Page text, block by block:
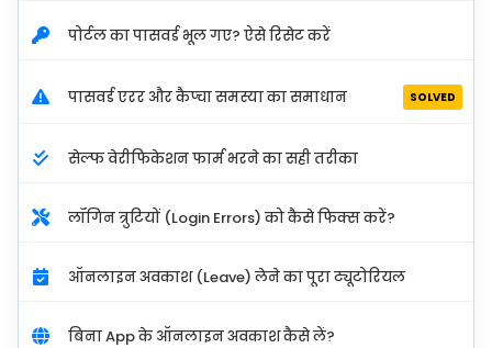
पोर्टल का पासवर्ड भूल गए? ऐसे रिसेट करें
पासवर्ड एरर और कैप्चा समस्या का समाधान SOLVED
सेल्फ वेरीफिकेशन फार्म भरने का सही तरीका
लॉगिन त्रुटियों (Login Errors) को कैसे फिक्स करें?
ऑनलाइन अवकाश (Leave) लेने का पूरा ट्यूटोरियल
बिना App के ऑनलाइन अवकाश कैसे लें?